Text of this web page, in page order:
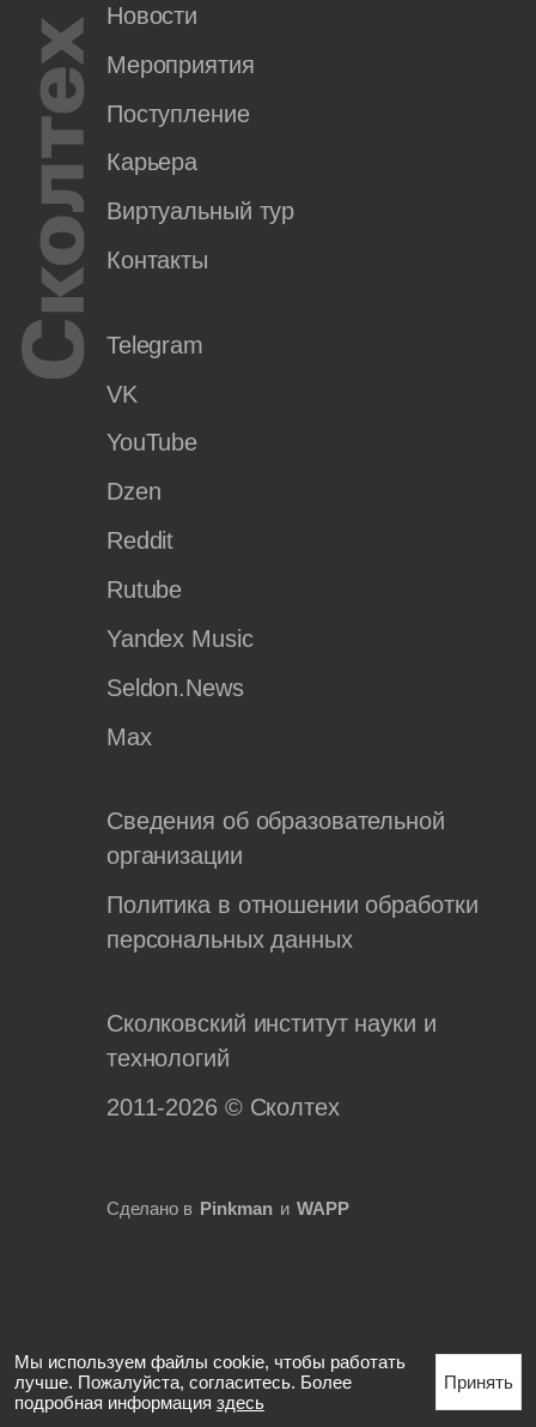
Новости
Мероприятия
Поступление
Карьера
Виртуальный тур
Контакты
Telegram
VK
YouTube
Dzen
Reddit
Rutube
Yandex Music
Seldon.News
Max
Сведения об образовательной
организации
Политика в отношении обработки
персональных данных
Сколковский институт науки и
технологий
2011-2026 © Сколтех
Сделано в Pinkman и WAPP
Мы используем файлы cookie, чтобы работать
лучше. Пожалуйста, согласитесь. Более
подробная информация здесь
Принять